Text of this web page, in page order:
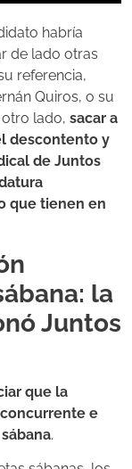
habría
de lado otras
referencia,
Quiros, o su
lado, sacar a
descontento y
de Juntos
que tienen en
la
Juntos
que la
e
.